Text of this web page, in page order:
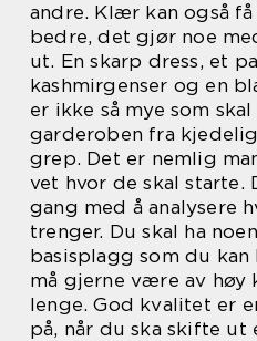
andre. Klær kan også
bedre, det gjør noe
ut. En skarp dress, et
kashmirgenser og en
er ikke så mye som
garderoben fra
grep. Det er nemlig
vet hvor de skal starte.
gang med å analysere
trenger. Du skal ha
basisplagg som du
må gjerne være av høy
lenge. God kvalitet er
på, når du ska skifte ut